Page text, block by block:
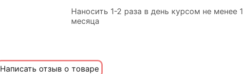
Наносить 1-2 раза в день курсом не менее 1
месяца
Написать отзыв о товаре